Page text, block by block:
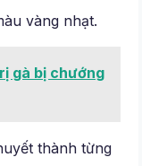
vàng nhạt.
gà bị chướng
thành từng